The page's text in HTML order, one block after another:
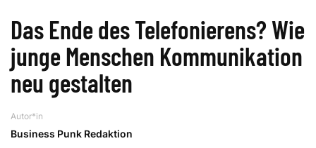
Das Ende des Telefonierens? Wie
junge Menschen Kommunikation
neu gestalten
Autor*in
Business Punk Redaktion